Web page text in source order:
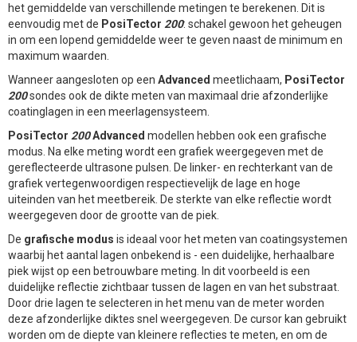
het gemiddelde van verschillende metingen te berekenen. Dit is
eenvoudig met de PosiTector 200: schakel gewoon het geheugen
in om een lopend gemiddelde weer te geven naast de minimum en
maximum waarden.
Wanneer aangesloten op een Advanced meetlichaam, PosiTector
200sondes ook de dikte meten van maximaal drie afzonderlijke
coatinglagen in een meerlagensysteem.
PosiTector 200Advanced modellen hebben ook een grafische
modus. Na elke meting wordt een grafiek weergegeven met de
gereflecteerde ultrasone pulsen. De linker- en rechterkant van de
grafiek vertegenwoordigen respectievelijk de lage en hoge
uiteinden van het meetbereik. De sterkte van elke reflectie wordt
weergegeven door de grootte van de piek.
De grafische modus is ideaal voor het meten van coatingsystemen
waarbij het aantal lagen onbekend is - een duidelijke, herhaalbare
piek wijst op een betrouwbare meting. In dit voorbeeld is een
duidelijke reflectie zichtbaar tussen de lagen en van het substraat.
Door drie lagen te selecteren in het menu van de meter worden
deze afzonderlijke diktes snel weergegeven. De cursor kan gebruikt
worden om de diepte van kleinere reflecties te meten, en om de